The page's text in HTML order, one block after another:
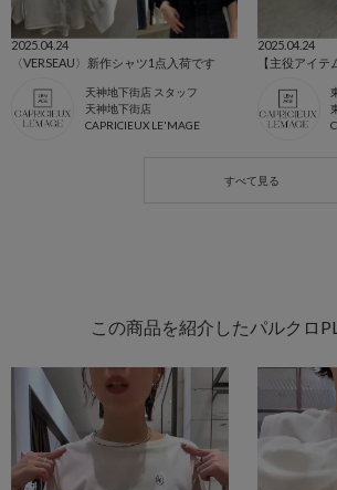
2025.04.24
〈VERSEAU〉新作シャツ1点入荷です
天神地下街店 スタッフ
天神地下街店
CAPRICIEUX LE'MAGE
2025.04.24
この商品を紹介したパルクロ